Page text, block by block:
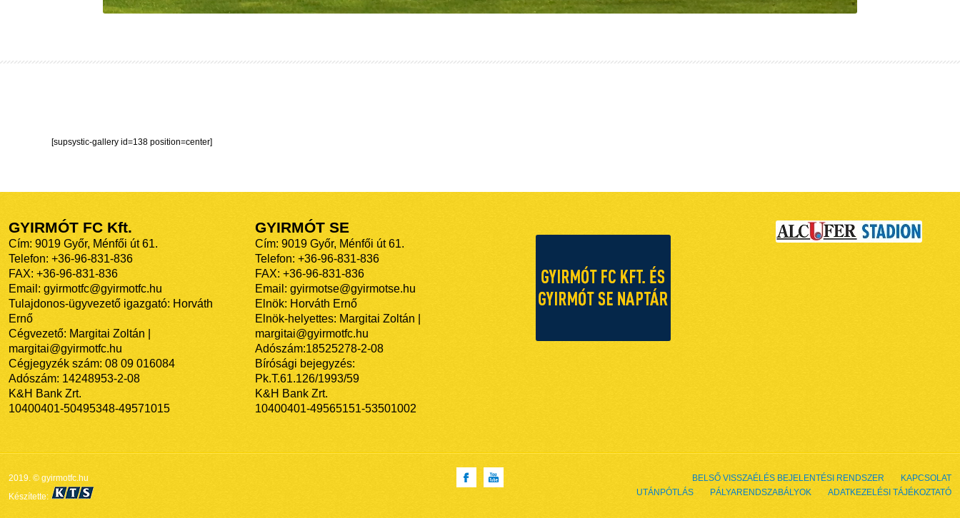
[supsystic-gallery id=138 position=center]
GYIRMÓT FC Kft.
Cím: 9019 Győr, Ménfői út 61.
Telefon: +36-96-831-836
FAX: +36-96-831-836
Email: gyirmotfc@gyirmotfc.hu
Tulajdonos-ügyvezető igazgató: Horváth
Ernő
Cégvezető: Margitai Zoltán |
margitai@gyirmotfc.hu
Cégjegyzék szám: 08 09 016084
Adószám: 14248953-2-08
K&H Bank Zrt.
10400401-50495348-49571015
GYIRMÓT SE
Cím: 9019 Győr, Ménfői út 61.
Telefon: +36-96-831-836
FAX: +36-96-831-836
Email: gyirmotse@gyirmotse.hu
Elnök: Horváth Ernő
Elnök-helyettes: Margitai Zoltán |
margitai@gyirmotfc.hu
Adószám:18525278-2-08
Bírósági bejegyzés:
Pk.T.61.126/1993/59
K&H Bank Zrt.
10400401-49565151-53501002
BELSŐ VISSZAÉLÉS BEJELENTÉSI RENDSZER
KAPCSOLAT
UTÁNPÓTLÁS
PÁLYARENDSZABÁLYOK ADATKEZELÉSI TÁJÉKOZTATÓ
2019. © gyirmotfc.hu
Készítette: